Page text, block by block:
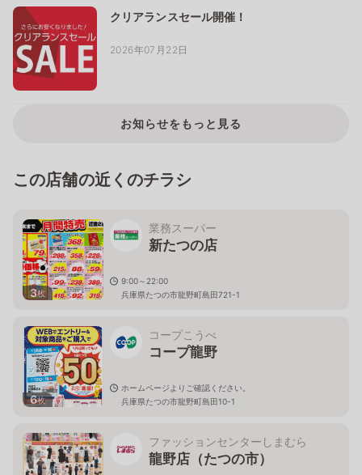
クリアランスセール開催！
2026年07月22日
お知らせをもっと見る
この店舗の近くのチラシ
3枚
業務スーパー
新たつの店
9:00～22:00
兵庫県たつの市龍野町島田721-1
6枚
コープこうべ
コープ龍野
ホームページよりご確認ください。
兵庫県たつの市龍野町島田10-1
ファッションセンターしまむら
龍野店（たつの市）